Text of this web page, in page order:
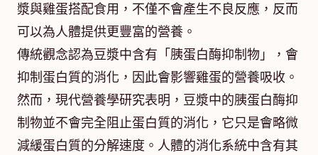
漿與雞蛋搭配食用，不僅不會產生不良反應，反而
可以為人體提供更豐富的營養。
傳統觀念認為豆漿中含有「胰蛋白酶抑制物」，會
抑制蛋白質的消化，因此會影響雞蛋的營養吸收。
然而，現代營養學研究表明，豆漿中的胰蛋白酶抑
制物並不會完全阻止蛋白質的消化，它只是會略微
減緩蛋白質的分解速度。人體的消化系統中含有其